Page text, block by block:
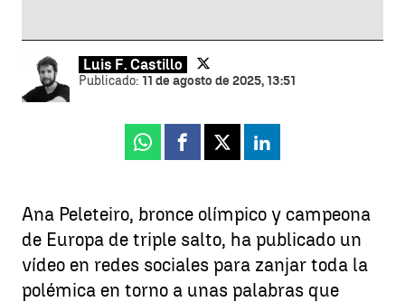
Luis F. Castillo
Publicado: 11 de agosto de 2025, 13:51
Whatsapp
Facebook
X Linkedin
Ana Peleteiro, bronce olímpico y campeona
de Europa de triple salto, ha publicado un
vídeo en redes sociales para zanjar toda la
polémica en torno a unas palabras que